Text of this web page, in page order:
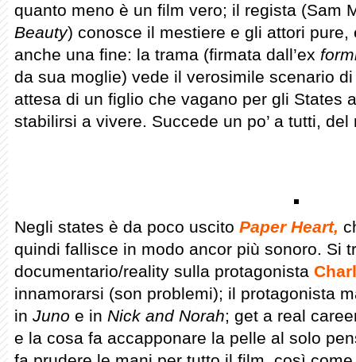
quanto meno è un film vero; il regista (Sam
Beauty) conosce il mestiere e gli attori
anche una fine: la trama (firmata dall’ex
da sua moglie) vede il verosimile scenario
attesa di un figlio che vagano per gli States
stabilirsi a vivere. Succede un po’ a tutti, del
Negli states è da poco uscito Paper Heart,
quindi fallisce in modo ancor più sonoro. Si
documentario/reality sulla protagonista
innamorarsi (son problemi); il protagonista
in Juno e in Nick and Norah; get a real
e la cosa fa accapponare la pelle al solo